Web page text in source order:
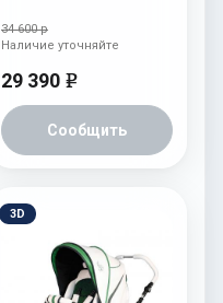
34 600 р
29 390 e
Сообщить
Наличие уточняйте
3D